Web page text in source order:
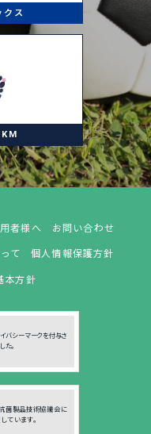
ス
者様へ
お問い合わせ
て
個人情報保護方針
本方針
バシーマークを付与さ
た。
菌製品技術協議会に
ています。